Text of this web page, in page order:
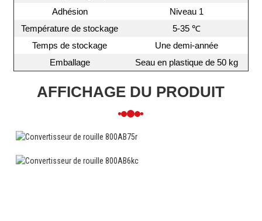
Adhésion
Niveau 1
Température de stockage
5-35 ℃
Temps de stockage
Une demi-année
Emballage
Seau en plastique de 50 kg
AFFICHAGE DU PRODUIT